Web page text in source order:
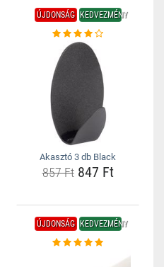
ÚJDONSÁG KEDVEZMÉNY
Akasztó 3 db Black
857 Ft847 Ft
ÚJDONSÁG KEDVEZMÉNY